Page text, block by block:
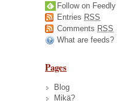
Follow on Feedly
Entries RSS
Comments RSS
What are feeds?
Pages
Blog
Mikä?